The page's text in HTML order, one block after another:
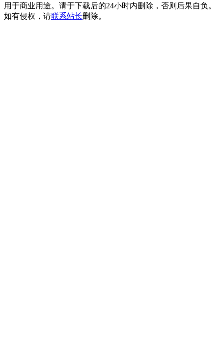
用于商业用途。请于下载后的24小时内删除，否则后果自负。
如有侵权，请联系站长删除。